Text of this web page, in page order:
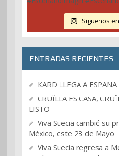
Síguenos
ENTRADAS RECIENTES
KARD LLEGA A
CRUÏLLA ES CASA,
LISTO
Viva Suecia cambió su
México, este 23 de Mayo
Viva Suecia regresa a